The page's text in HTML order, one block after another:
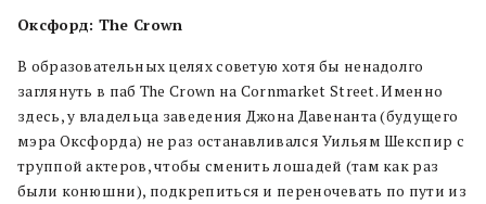
Оксфорд: The Crown
В образовательных целях советую хотя бы ненадолго
заглянуть в паб The Crown на Cornmarket Street. Именно
здесь, у владельца заведения Джона Давенанта (будущего
мэра Оксфорда) не раз останавливался Уильям Шекспир с
труппой актеров, чтобы сменить лошадей (там как раз
были конюшни), подкрепиться и переночевать по пути из